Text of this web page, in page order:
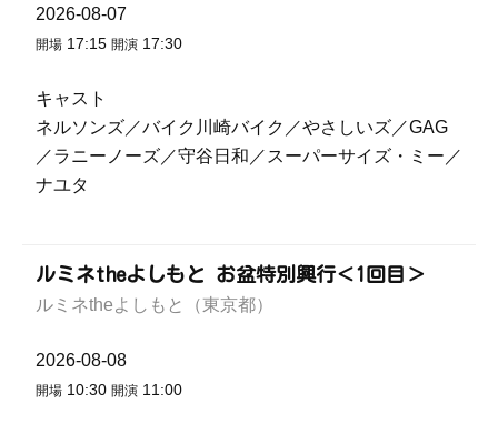
2026-08-07
開場 17:15 開演 17:30
キャスト
ネルソンズ／バイク川崎バイク／やさしいズ／GAG
／ラニーノーズ／守谷日和／スーパーサイズ・ミー／
ナユタ
ルミネtheよしもと お盆特別興行＜1回目＞
ルミネtheよしもと（東京都）
2026-08-08
開場 10:30 開演 11:00